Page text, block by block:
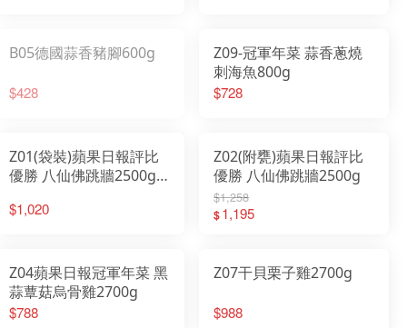
B05德國蒜香豬腳600g
$428
Z09-冠軍年菜 蒜香蔥燒
刺海魚800g
$728
Z01(袋裝)蘋果日報評比
優勝 八仙佛跳牆2500g-
$1,020
Z02(附甕)蘋果日報評比
優勝 八仙佛跳牆2500g
$1,258
$1,195
Z04蘋果日報冠軍年菜 黑
蒜蕈菇烏骨雞2700g
$788
Z07干貝栗子雞2700g
$988